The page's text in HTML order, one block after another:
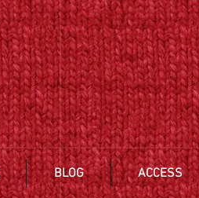
BLOG ACCESS